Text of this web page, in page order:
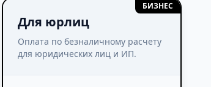
БИЗНЕС
Для юрлиц
Оплата по безналичному расчету
для юридических лиц и ИП.